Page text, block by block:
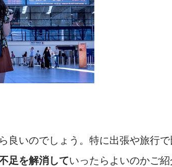
良いのでしょう。特に出張や旅行で
足を解消していったらよいのかご紹